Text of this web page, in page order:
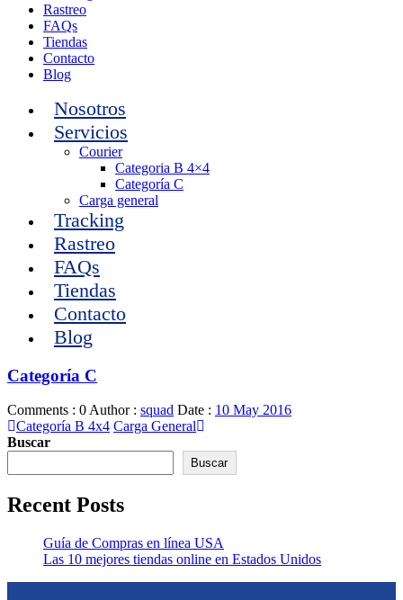
Rastreo
FAQs
Tiendas
Contacto
Blog
Nosotros
Servicios
Courier
Categoria B 4×4
Categoría C
Carga general
Tracking
Rastreo
FAQs
Tiendas
Contacto
Blog
Categoría C
Comments : 0 Author : squad Date : 10 May 2016
Categoría B 4x4 Carga General
Buscar
Buscar
Recent Posts
Guía de Compras en línea USA
Las 10 mejores tiendas online en Estados Unidos